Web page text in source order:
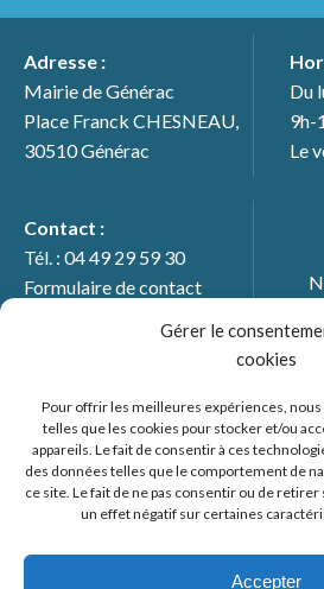
Gérer le
cookies
Pour offrir les meilleures expériences,
telles que les cookies pour stocker et/ou
appareils. Le fait de consentir à ces
des données telles que le comportement de
ce site. Le fait de ne pas consentir ou de
un effet négatif sur certaines
Accepter
Adresse :
Mairie de Générac
Place Franck CHESNEAU,
30510 Générac
Du
9h-
Le
Contact :
Tél. : 04 49 29 59 30
Formulaire de contact